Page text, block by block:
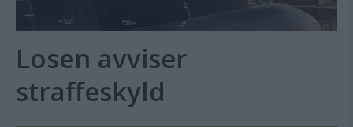
Losen avviser
straffeskyld